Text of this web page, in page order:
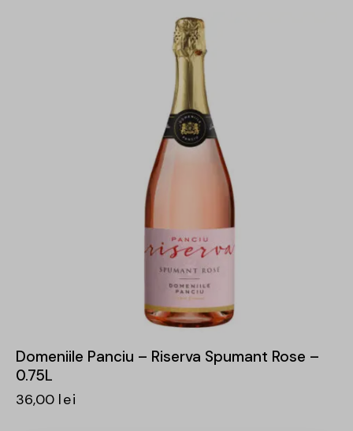
Domeniile Panciu – Riserva Spumant Rose –
0.75L
36,00 lei